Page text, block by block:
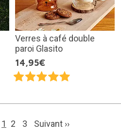
Verres à café double
paroi Glasito
14,95€
1 2 3 Suivant ››